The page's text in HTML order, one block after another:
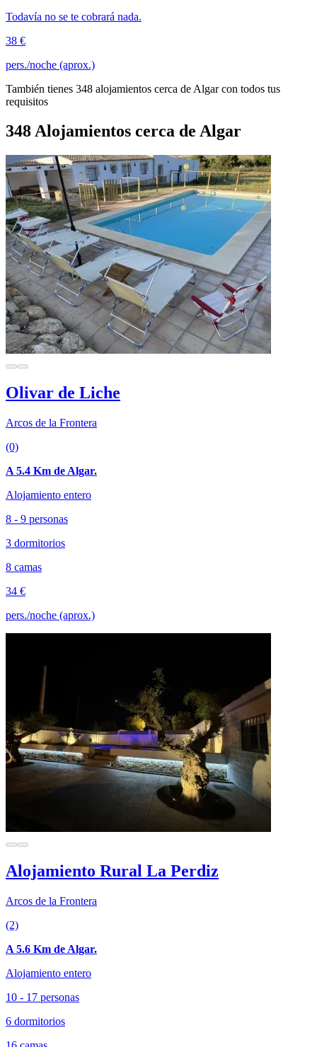
Todavía no se te cobrará nada.
38 €
pers./noche (aprox.)
También tienes 348 alojamientos cerca de Algar con todos tus
requisitos
348 Alojamientos cerca de Algar
Olivar de Liche
Arcos de la Frontera
(0)
A 5.4 Km de Algar.
Alojamiento entero
8 - 9 personas
3 dormitorios
8 camas
34 €
pers./noche (aprox.)
Alojamiento Rural La Perdiz
Arcos de la Frontera
(2)
A 5.6 Km de Algar.
Alojamiento entero
10 - 17 personas
6 dormitorios